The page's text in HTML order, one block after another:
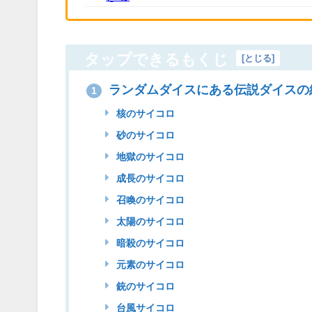
タップできるもくじ [とじる]
1 ランダムダイスにある伝説ダイスの
核のサイコロ
砂のサイコロ
地獄のサイコロ
成長のサイコロ
召喚のサイコロ
太陽のサイコロ
暗殺のサイコロ
元素のサイコロ
銃のサイコロ
台風サイコロ